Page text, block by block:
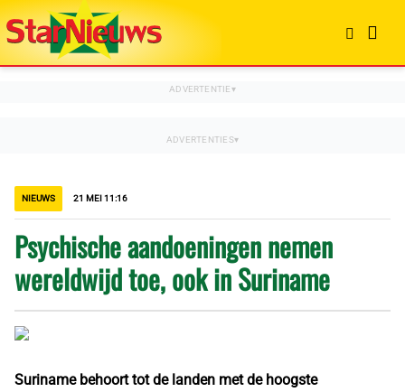
NIEUWS 21 MEI 11:16
Psychische aandoeningen nemen
wereldwijd toe, ook in Suriname
Suriname behoort tot de landen met de hoogste